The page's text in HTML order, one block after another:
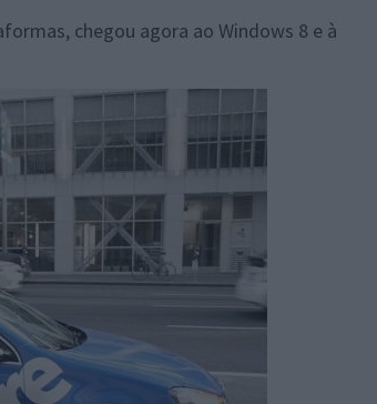
chegou agora ao Windows 8 e à